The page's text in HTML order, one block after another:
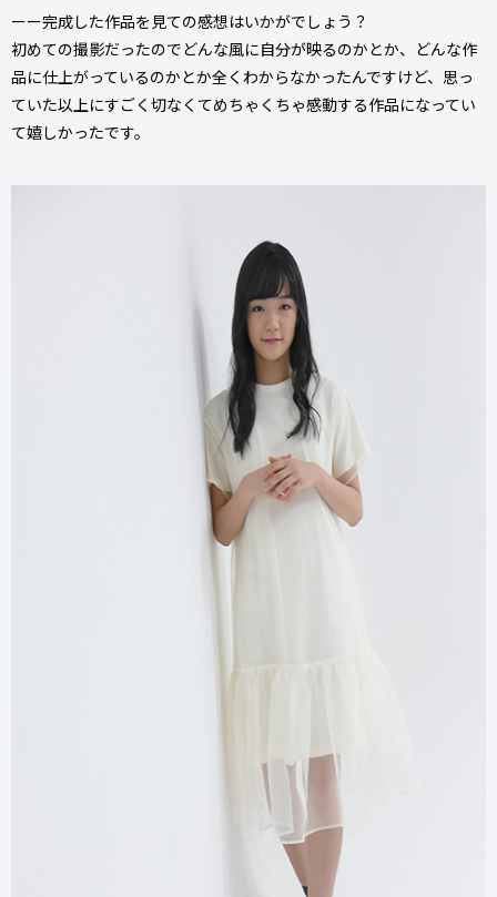
ーー完成した作品を見ての感想はいかがでしょう？
初めての撮影だったのでどんな風に自分が映るのかとか、どんな作
品に仕上がっているのかとか全くわからなかったんですけど、思っ
ていた以上にすごく切なくてめちゃくちゃ感動する作品になってい
て嬉しかったです。